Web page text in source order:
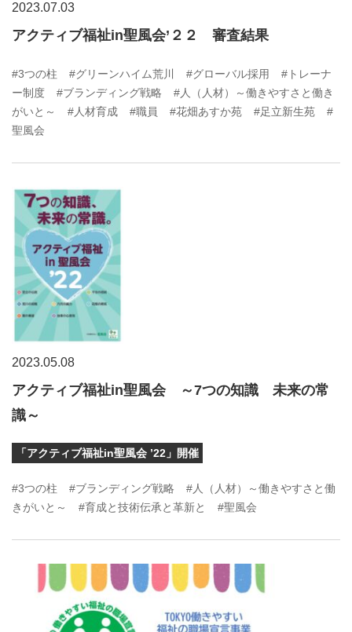
2023.07.03
アクティブ福祉in聖風会’２２ 審査結果
#3つの柱 #グリーンハイム荒川 #グローバル採用
#トレーナ
ー制度
#ブランディング戦略
#人（人材）～働きやすさと働き
がいと～
#人材育成 #職員 #花畑あすか苑 #足立新生苑
#
聖風会
2023.05.08
アクティブ福祉in聖風会 ～7つの知識 未来の常
識～
「アクティブ福祉in聖風会 ’22」開催
#3つの柱 #ブランディング戦略
#人（人材）～働きやすさと働
きがいと～
#育成と技術伝承と革新と #聖風会